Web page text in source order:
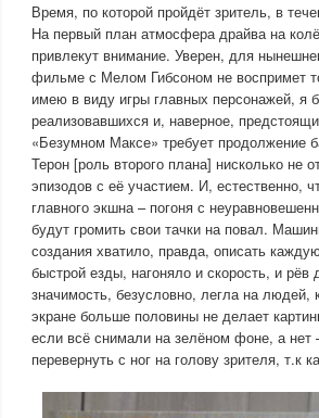
Время, по которой пройдёт зритель, в
На первый план атмосфера драйва на
привлекут внимание. Уверен, для
фильме с Мелом Гибсоном не воспримет
имею в виду игры главных персонажей, я
реализовавшихся и, наверное,
«Безумном Максе» требует
Терон [роль второго плана] нисколько не
эпизодов с её участием. И, естественно,
главного экшна – погоня с
будут громить свои тачки на повал.
создания хватило, правда, описать
быстрой езды, нагоняло и скорость, и
значимость, безусловно, легла на
экране больше половины не делает
если всё снимали на зелёном фоне, а
перевернуть с ног на голову зрителя, т.к